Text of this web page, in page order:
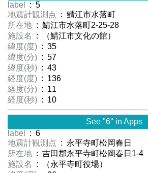
label
: 5
地震計観測点 : 鯖江市水落町
所在地 : 鯖江市水落町2-25-28
施設名
: （鯖江市文化の館）
緯度(度) : 35
緯度(分) : 57
緯度(秒) : 43
経度(度) : 136
経度(分) : 11
経度(秒) : 10
See "6" in Apps
label
: 6
地震計観測点 : 永平寺町松岡春日
所在地 : 吉田郡永平寺町松岡春日1-4
施設名
: （永平寺町役場）